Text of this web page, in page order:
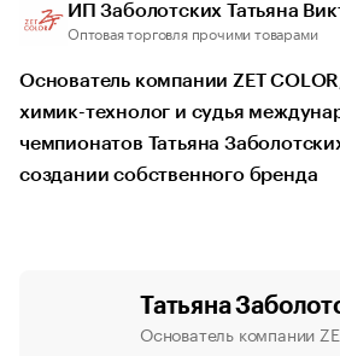
ИП Заболотских Татьяна
Оптовая торговля прочими товарами
Основатель компании ZET
химик-технолог и судья
чемпионатов Татьяна
создании собственного бренда
Татьяна
Основатель компании